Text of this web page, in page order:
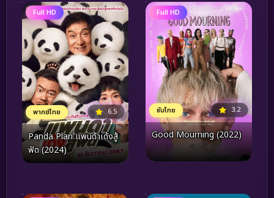
Full HD
พากย์ไทย 6.5
Panda Plan แพนด้าเด้งสู้
ฟัด (2024)
Full HD
ซับไทย 3.2
Good Mourning (2022)